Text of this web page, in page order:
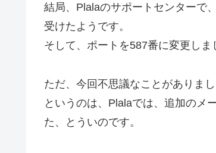
結局、Plalaのサポートセンターで
受けたようです。
そして、ポートを587番に変更しま
ただ、今回不思議なことがありまし
というのは、Plalaでは、追加のメ
た、とういのです。